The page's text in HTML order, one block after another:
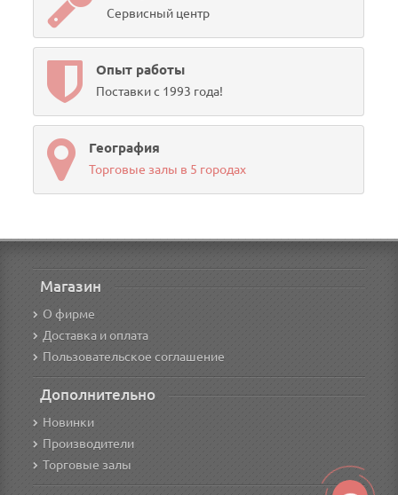
Сервисный центр
Опыт работы
Поставки с 1993 года!
География
Торговые залы в 5 городах
Магазин
О фирме
Доставка и оплата
Пользовательское соглашение
Дополнительно
Новинки
Производители
Торговые залы